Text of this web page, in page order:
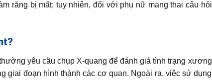
răng bị mất; tuy nhiên, đối với phụ nữ mang thai câu hỏi
yêu cầu chụp X-quang để đánh giá tình trạng xương
giai đoạn hình thành các cơ quan. Ngoài ra, việc sử dụng